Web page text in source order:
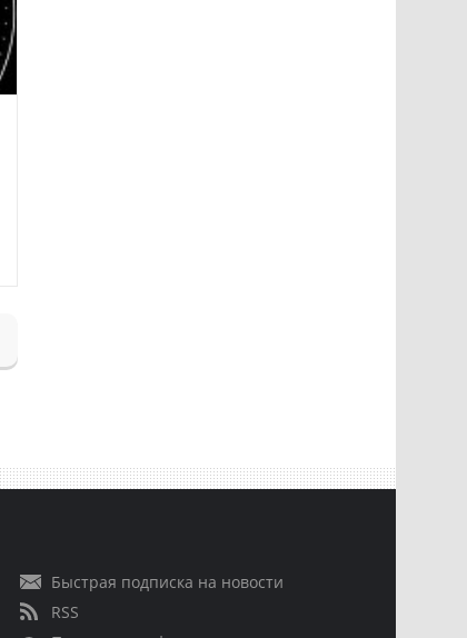
Быстрая подписка на новости
RSS